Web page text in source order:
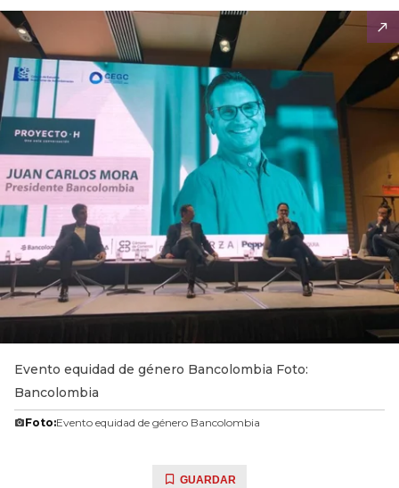
Evento equidad de género Bancolombia Foto:
Bancolombia
Foto:Evento equidad de género Bancolombia
GUARDAR